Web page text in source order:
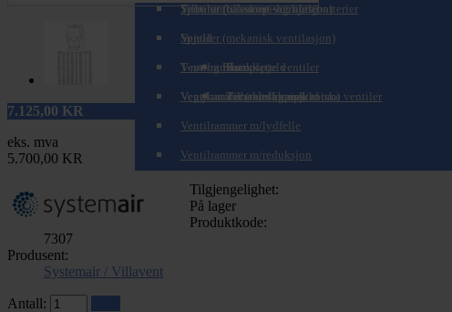
Spirorør (teleskopisk/zoom)
Spjeld
Brannspjeld
Tilbakeslagsspjeld
T-rør og Påstikk
Veggkanaler (teleskopisk/zoom)
Tilbehør til varme- og kjølebatterier
Ventiler (balansert ventilasjon)
Ventiler (mekanisk ventilasjon)
Komplette ventiler
Tilbehør for mekaniske ventiler
Ventilrammer
Ventilrammer m/alukanal
Ventilrammer m/lydfelle
Ventilrammer m/reduksjon
7.125,00 KR
eks. mva
5.700,00 KR
Tilgjengelighet:
På lager
Produktkode:
7307
Produsent:
Systemair / Villavent
Antall: